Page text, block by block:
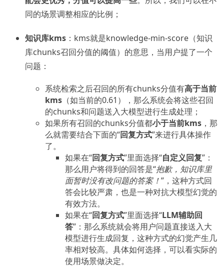
同的场景调整相应的比例；
知识库kms ：kms就是knowledge-min-score（知识
库chunks召回分值的阈值）的意思，当用户提了一个
问题：
系统检索之后召回的所有chunks分值有高于当前
kms （如当前的0.61），那么系统会将这些召回
的chunks和问题送入大模型进行生成处理；
如果所有召回的chunks分值都小于当前kms ，那
么就需要结合下面的“回复方式”来进行具体操作
了。
如果在“回复方式”里面选择“自定义回复”：
那么用户将得到的回答是“抱歉，知识库里
面暂时没有改问题的答案！”，这种方式回
答会比较严肃，也是一种对抗大模型幻觉的
有效方法。
如果在“回复方式”里面选择“LLM辅助回
答”：那么系统就会将用户问题直接送入大
模型进行生成回复，这种方式的幻觉产生几
率相对较高。具体如何选择，可以看实际的
使用场景做决定。